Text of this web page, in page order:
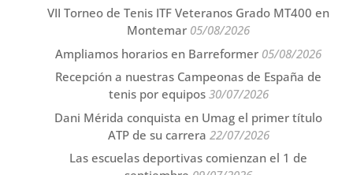
VII Torneo de Tenis ITF Veteranos Grado MT400 en
Montemar 05/08/2026
Ampliamos horarios en Barreformer 05/08/2026
Recepción a nuestras Campeonas de España de
tenis por equipos 30/07/2026
Dani Mérida conquista en Umag el primer título
ATP de su carrera 22/07/2026
Las escuelas deportivas comienzan el 1 de